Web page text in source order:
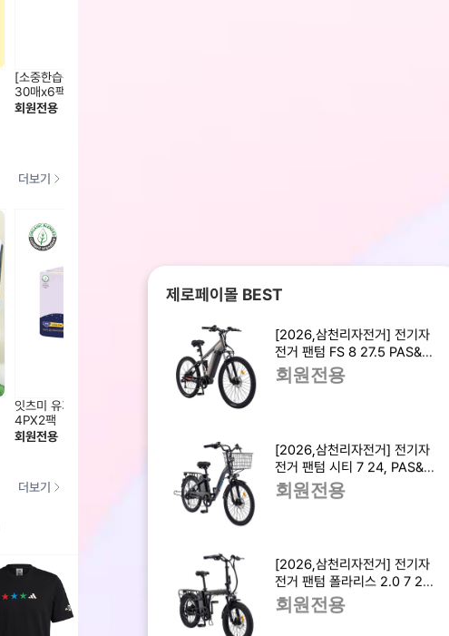
제로페이몰 BEST
[2026,삼천리자전거] 전기자
전거 팬텀 FS 8 27.5 PAS&스
로틀 겸용 / 29.3kg / 완조립,
회원전용
[2026,삼천리자전거] 전기자
전거 팬텀 시티 7 24, PAS&스
로틀 겸용 / 29.1kg / 완조립,
회원전용
[2026,삼천리자전거] 전기자
전거 팬텀 폴라리스 2.0 7 20,
PAS&스로틀 겸용 / 28.9kg /
회원전용
[소중한습관] 소중한 피니셔 비데티슈
30매x6팩
회원전용
더보기
잇츠미 유기농 입는오버나이트 대형
4PX2팩
회원전용
잇츠미 슬림 유기농 생리대 대형
더보기
아디다스 M FTB FIFA WC 맵
7